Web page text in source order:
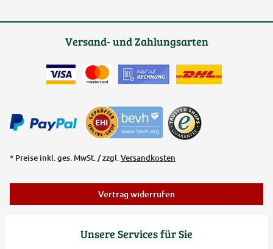
Unsere Services für Sie
Versand- und Zahlungsarten
* Preise inkl. ges. MwSt. / zzgl.Versandkosten
Vertrag widerrufen